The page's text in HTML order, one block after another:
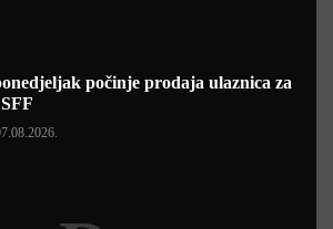
počinje prodaja ulaznica za